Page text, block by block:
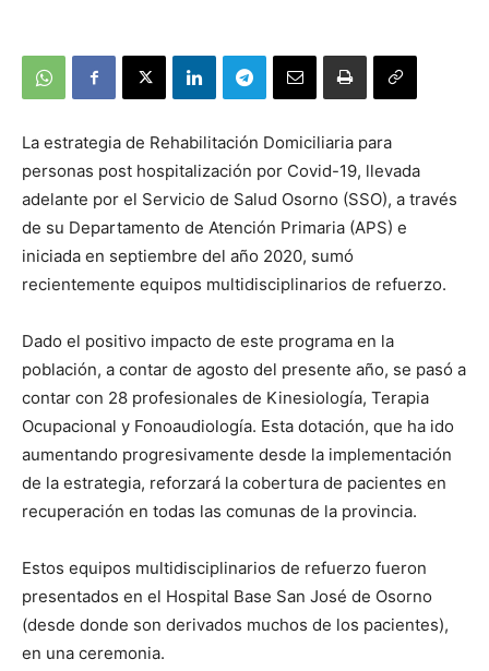
La estrategia de Rehabilitación Domiciliaria para
personas post hospitalización por Covid-19, llevada
adelante por el Servicio de Salud Osorno (SSO), a través
de su Departamento de Atención Primaria (APS) e
iniciada en septiembre del año 2020, sumó
recientemente equipos multidisciplinarios de refuerzo.
Dado el positivo impacto de este programa en la
población, a contar de agosto del presente año, se pasó a
contar con 28 profesionales de Kinesiología, Terapia
Ocupacional y Fonoaudiología. Esta dotación, que ha ido
aumentando progresivamente desde la implementación
de la estrategia, reforzará la cobertura de pacientes en
recuperación en todas las comunas de la provincia.
Estos equipos multidisciplinarios de refuerzo fueron
presentados en el Hospital Base San José de Osorno
(desde donde son derivados muchos de los pacientes),
en una ceremonia.